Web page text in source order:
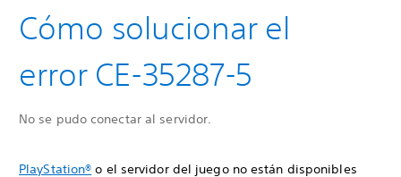
Cómo solucionar el
error CE-35287-5
No se pudo conectar al servidor.
PlayStation® o el servidor del juego no están disponibles